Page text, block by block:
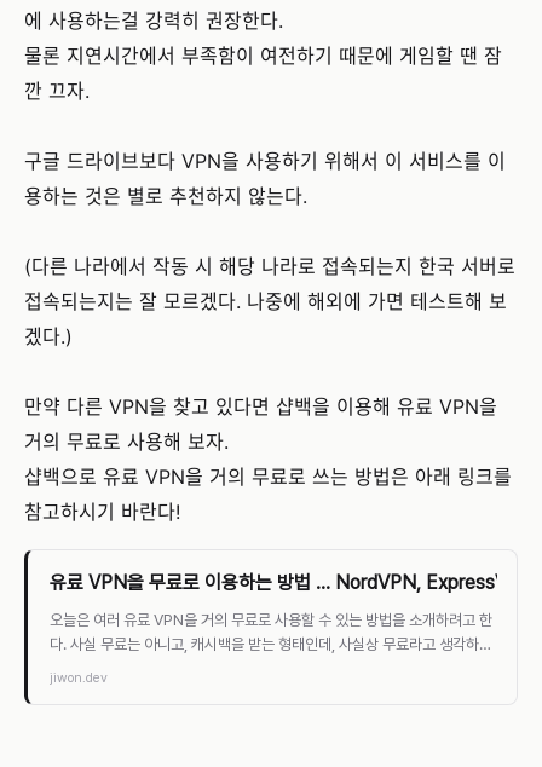
에 사용하는걸 강력히 권장한다.
물론 지연시간에서 부족함이 여전하기 때문에 게임할 땐 잠
깐 끄자.
구글 드라이브보다 VPN을 사용하기 위해서 이 서비스를 이
용하는 것은 별로 추천하지 않는다.
(다른 나라에서 작동 시 해당 나라로 접속되는지 한국 서버로
접속되는지는 잘 모르겠다. 나중에 해외에 가면 테스트해 보
겠다.)
만약 다른 VPN을 찾고 있다면 샵백을 이용해 유료 VPN을
거의 무료로 사용해 보자.
샵백으로 유료 VPN을 거의 무료로 쓰는 방법은 아래 링크를
참고하시기 바란다!
유료 VPN을 무료로 이용하는 방법 ... NordVPN, ExpressVPN
오늘은 여러 유료 VPN을 거의 무료로 사용할 수 있는 방법을 소개하려고 한
다. 사실 무료는 아니고, 캐시백을 받는 형태인데, 사실상 무료라고 생각하면
된다. 샵백(Shopback)이란? 샵백은 캐시백 서
jiwon.dev